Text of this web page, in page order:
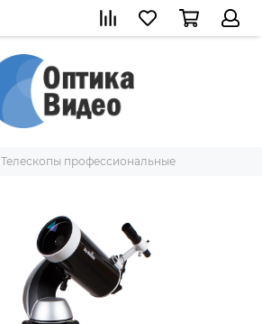
Телескопы профессиональные